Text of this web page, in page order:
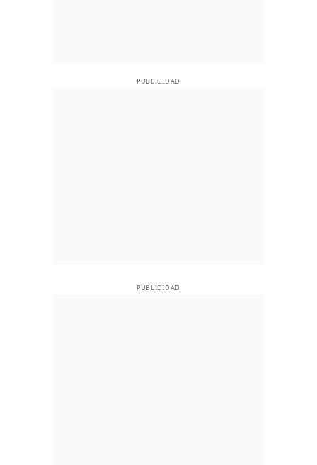
PUBLICIDAD
PUBLICIDAD